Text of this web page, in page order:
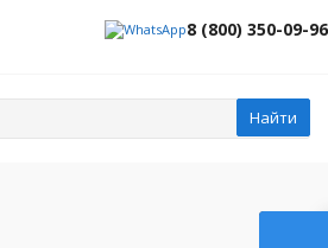
8 (800) 350-09-96
Найти